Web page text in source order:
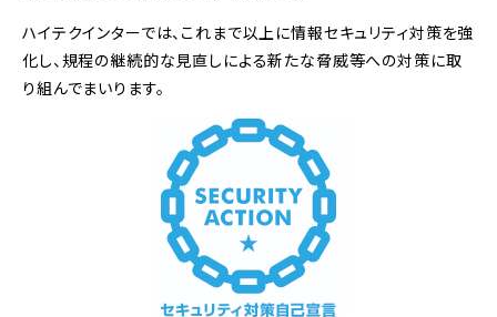
ハイテクインターでは、これまで以上に情報セキュリティ対策を強
化し、規程の継続的な見直しによる新たな脅威等への対策に取
り組んでまいります。